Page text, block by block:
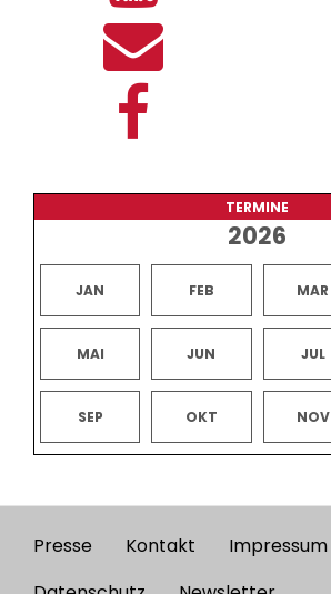
TERMINE
2026
JAN FEB MAR
MAI JUN JUL
SEP OKT NOV
Footer
Presse Kontakt
Impressum